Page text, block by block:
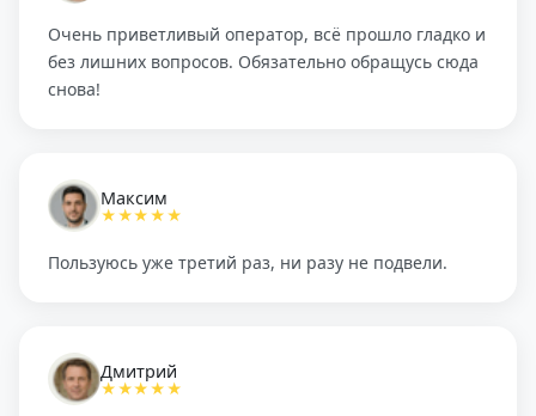
Очень приветливый оператор, всё прошло гладко и
без лишних вопросов. Обязательно обращусь сюда
снова!
Максим
★★★★★
Пользуюсь уже третий раз, ни разу не подвели.
Дмитрий
★★★★★